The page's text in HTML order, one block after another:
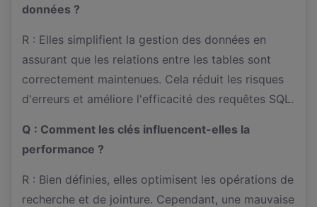
données ?
R : Elles simplifient la gestion des données en
assurant que les relations entre les tables sont
correctement maintenues. Cela réduit les risques
d'erreurs et améliore l'efficacité des requêtes SQL.
Q : Comment les clés influencent-elles la
performance ?
R : Bien définies, elles optimisent les opérations de
recherche et de jointure. Cependant, une mauvaise